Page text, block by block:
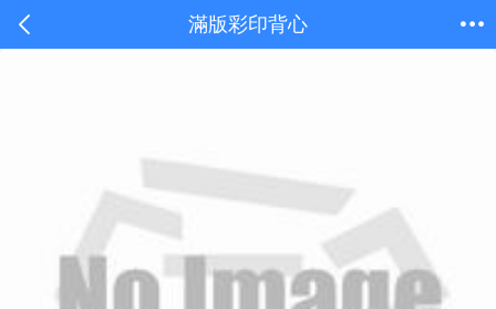
滿版彩印背心